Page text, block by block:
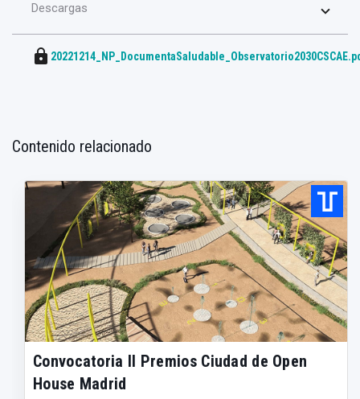
Descargas
lock
Contenido relacionado
Convocatoria II Premios Ciudad de Open
House Madrid